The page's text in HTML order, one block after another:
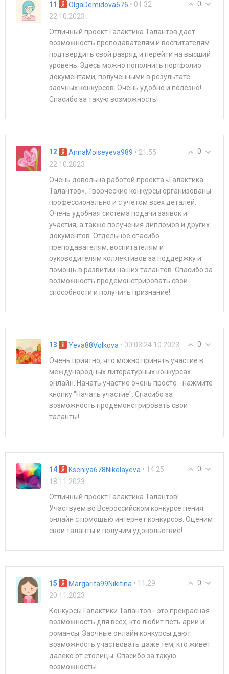
0
11 OlgaDemidova676 • 01:32
22.10.2023
Отличный проект Галактика Талантов дает
возможность преподавателям и воспитателям
подтвердить свой разряд и перейти на высший
уровень. Здесь можно пополнить портфолио
документами, полученными в результате
заочных конкурсов. Очень удобно и полезно!
Спасибо за такую возможность!
0
12 AnnaMoiseyeva989 • 21:55
22.10.2023
Очень довольна работой проекта «Галактика
Талантов». Творческие конкурсы организованы
профессионально и с учетом всех деталей.
Очень удобная система подачи заявок и
участия, а также получения дипломов и других
документов. Отдельное спасибо
преподавателям, воспитателям и
руководителям коллективов за поддержку и
помощь в развитии наших талантов. Спасибо за
возможность продемонстрировать свои
способности и получить признание!
0
13 Yeva88Volkova • 00:03 24.10.2023
Очень приятно, что можно принять участие в
международных литературных конкурсах
онлайн. Начать участие очень просто - нажмите
кнопку "Начать участие". Спасибо за
возможность продемонстрировать свои
таланты!
0
14 Kseniya678Nikolayeva • 14:25
18.11.2023
Отличный проект Галактика Талантов!
Участвуем во Всероссийском конкурсе пения
онлайн с помощью интернет конкурсов. Оценим
свои таланты и получим удовольствие!
0
15 Margarita99Nikitina • 11:29
20.11.2023
Конкурсы Галактики Талантов - это прекрасная
возможность для всех, кто любит петь арии и
романсы. Заочные онлайн конкурсы дают
возможность участвовать даже тем, кто живет
далеко от столицы. Спасибо за такую
возможность!